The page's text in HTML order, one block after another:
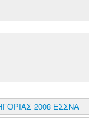
2008 ΕΣΣΝΑ